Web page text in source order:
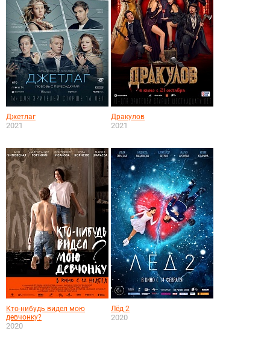
Джетлаг
2021
Дракулов
2021
Кто-нибудь видел мою
девчонку?
2020
Лёд 2
2020